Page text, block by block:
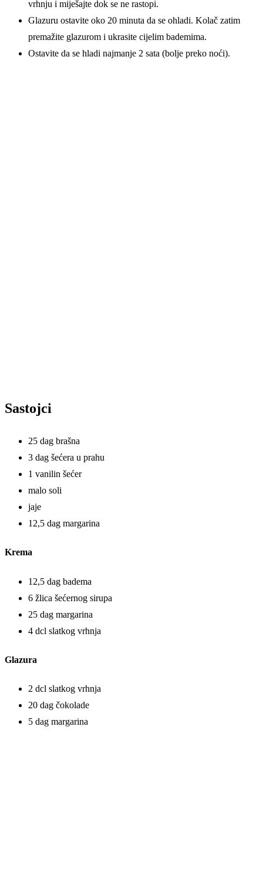
vrhnju i miješajte dok se ne rastopi.
Glazuru ostavite oko 20 minuta da se ohladi. Kolač zatim
premažite glazurom i ukrasite cijelim bademima.
Ostavite da se hladi najmanje 2 sata (bolje preko noći).
Sastojci
25 dag brašna
3 dag šećera u prahu
1 vanilin šećer
malo soli
jaje
12,5 dag margarina
Krema
12,5 dag badema
6 žlica šećernog sirupa
25 dag margarina
4 dcl slatkog vrhnja
Glazura
2 dcl slatkog vrhnja
20 dag čokolade
5 dag margarina